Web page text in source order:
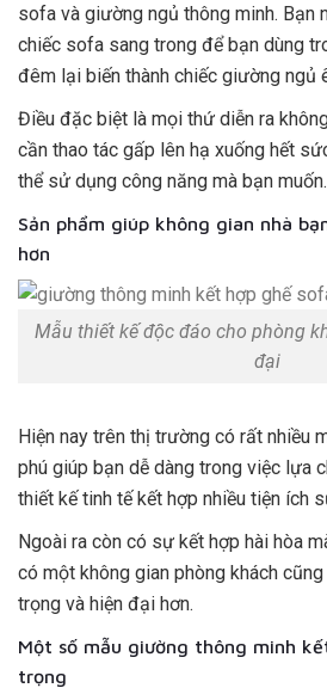
sofa và giường ngủ thông minh. Bạn
chiếc sofa sang trong để bạn dùng
đêm lại biến thành chiếc giường ngủ
Điều đặc biệt là mọi thứ diễn ra
cần thao tác gấp lên hạ xuống hết
thể sử dụng công năng mà bạn muốn.
Sản phẩm giúp không gian nhà
hơn
Mẫu thiết kế độc đáo cho phòng
đại
Hiện nay trên thị trường có rất nhiều
phú giúp bạn dễ dàng trong việc lựa
thiết kế tinh tế kết hợp nhiều tiện ích
Ngoài ra còn có sự kết hợp hài hòa
có một không gian phòng khách
trọng và hiện đại hơn.
Một số mẫu giường thông minh
trọng